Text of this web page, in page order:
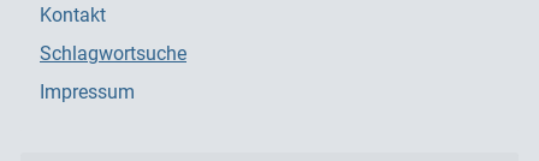
Kontakt
Schlagwortsuche
Impressum